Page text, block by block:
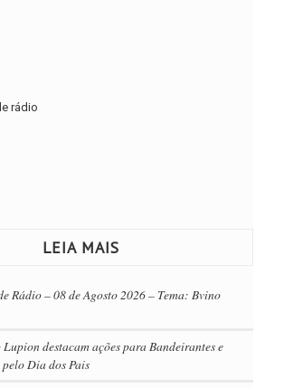
rádio
LEIA MAIS
Rádio – 08 de Agosto 2026 – Tema: Bvino
destacam ações para Bandeirantes e
Dia dos Pais